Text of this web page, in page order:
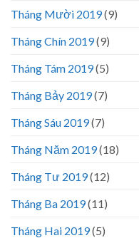
Tháng Mười 2019(9)
Tháng Chín 2019(9)
Tháng Tám 2019(5)
Tháng Bảy 2019(7)
Tháng Sáu 2019(7)
Tháng Năm 2019(18)
Tháng Tư 2019(12)
Tháng Ba 2019(11)
Tháng Hai 2019(5)